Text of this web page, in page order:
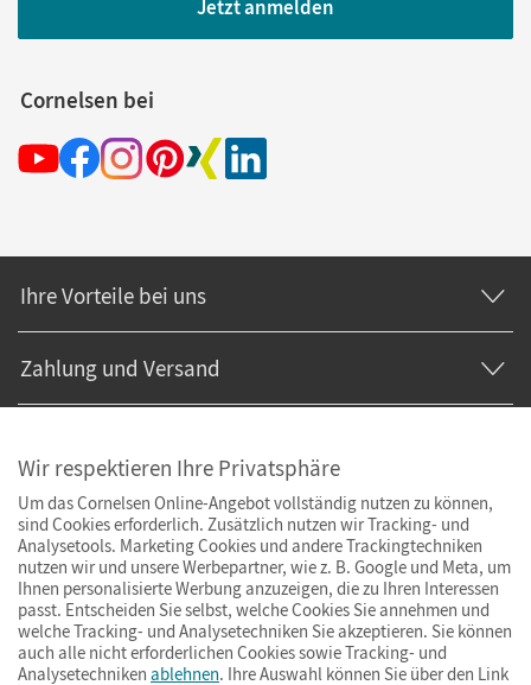
Jetzt anmelden
Cornelsen bei
Ihre Vorteile bei uns
Zahlung und Versand
Wir respektieren Ihre Privatsphäre
Um das Cornelsen Online-Angebot vollständig nutzen zu können,
sind Cookies erforderlich. Zusätzlich nutzen wir Tracking- und
Analysetools. Marketing Cookies und andere Trackingtechniken
nutzen wir und unsere Werbepartner, wie z. B. Google und Meta, um
Ihnen personalisierte Werbung anzuzeigen, die zu Ihren Interessen
passt. Entscheiden Sie selbst, welche Cookies Sie annehmen und
welche Tracking- und Analysetechniken Sie akzeptieren. Sie können
auch alle nicht erforderlichen Cookies sowie Tracking- und
Analysetechniken ablehnen. Ihre Auswahl können Sie über den Link